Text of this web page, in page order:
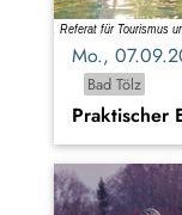
Mo.,
Bad Tölz
Praktischer